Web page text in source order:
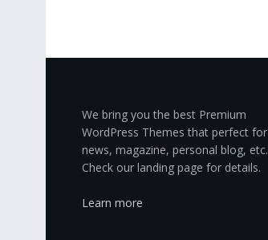
We bring you the best Premium
WordPress Themes that perfect for
news, magazine, personal blog, etc.
Check our landing page for details.
Learn more